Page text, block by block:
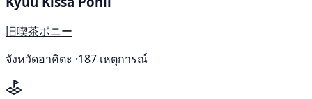
旧喫茶ポニー
จังหวัดอาคิตะ ·187 เหตุการณ์